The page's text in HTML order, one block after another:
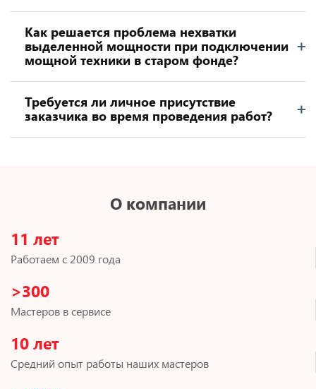
Как решается проблема нехватки
выделенной мощности при подключении
мощной техники в старом фонде?
Требуется ли личное присутствие
заказчика во время проведения работ?
О компании
11 лет
Работаем с 2009 года
>300
Мастеров в сервисе
10 лет
Средний опыт работы наших мастеров